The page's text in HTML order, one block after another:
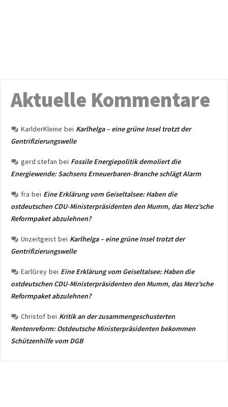
Aktuelle Kommentare
KarlderKleine bei Karlhelga – eine grüne Insel trotzt der
Gentrifizierungswelle
gerd stefan bei Fossile Energiepolitik demoliert die
Energiewende: Sachsens Erneuerbaren-Branche schlägt Alarm
fra bei Eine Erklärung vom Geiseltalsee: Haben die
ostdeutschen CDU-Ministerpräsidenten den Mumm, das Merz’sche
Reformpaket abzulehnen?
Unzeitgeist bei Karlhelga – eine grüne Insel trotzt der
Gentrifizierungswelle
EarlGrey bei Eine Erklärung vom Geiseltalsee: Haben die
ostdeutschen CDU-Ministerpräsidenten den Mumm, das Merz’sche
Reformpaket abzulehnen?
Christof bei Kritik an der zusammengeschusterten
Rentenreform: Ostdeutsche Ministerpräsidenten bekommen
Schützenhilfe vom DGB